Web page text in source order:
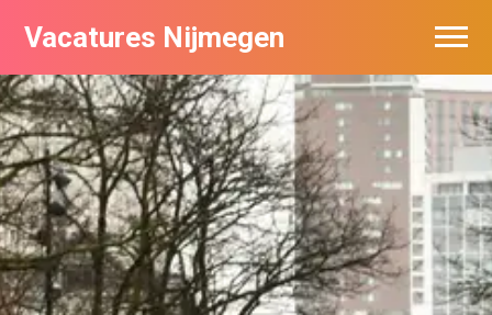
Vacatures Nijmegen
Vacatures per bedrijf
De populairste vacatures in Nijmegen
Nieuwsbrief feed